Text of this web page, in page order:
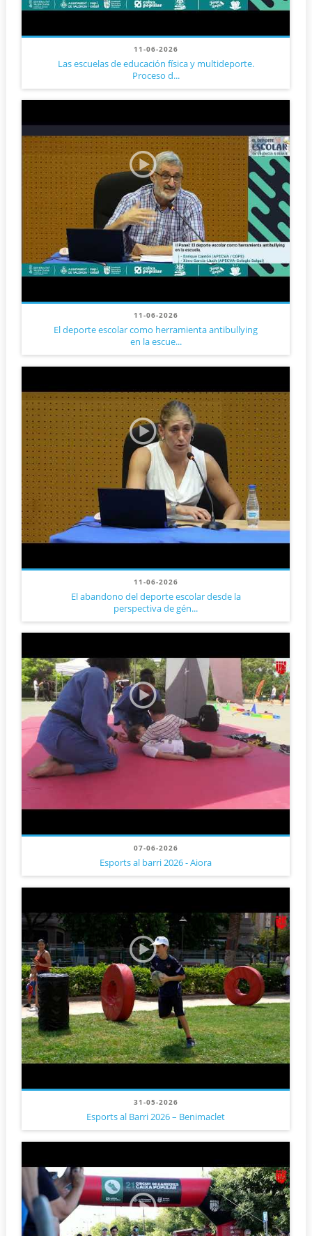
11-06-2026
Las escuelas de educación física y multideporte.
Proceso d...
11-06-2026
El deporte escolar como herramienta antibullying
en la escue...
11-06-2026
El abandono del deporte escolar desde la
perspectiva de gén...
07-06-2026
Esports al barri 2026 - Aiora
31-05-2026
Esports al Barri 2026 – Benimaclet